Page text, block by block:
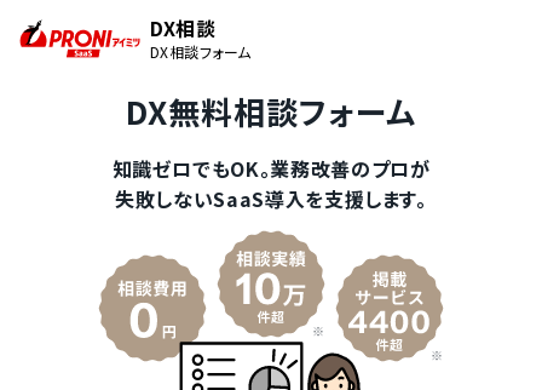
DX相談
DX相談フォーム
DX無料相談フォーム
知識ゼロでもOK。業務改善のプロが
失敗しないSaaS導入を支援します。